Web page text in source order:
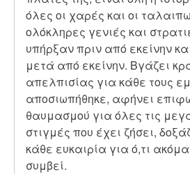
όλες οι χαρές και οι
ολόκληρες γενιές και
υπήρξαν πριν από εκείνην
μετά από εκείνην. Βγάζει
απελπισίας για κάθε τους
αποσιωπήθηκε, αφήνει
θαυμασμού για όλες τις
στιγμές που έχει ζήσει,
κάθε ευκαιρία για ό,τι
συμβεί.